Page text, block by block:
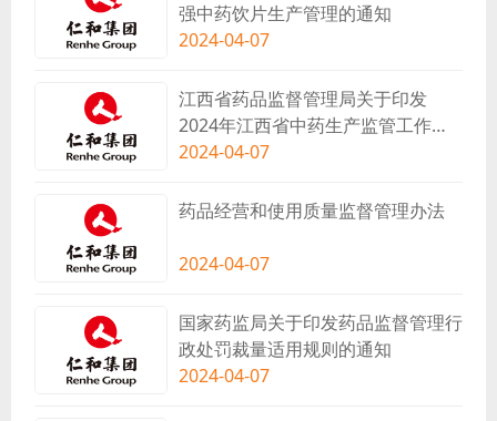
强中药饮片生产管理的通知
2024-04-07
江西省药品监督管理局关于印发
2024年江西省中药生产监管工作要
点的通知
2024-04-07
药品经营和使用质量监督管理办法
2024-04-07
国家药监局关于印发药品监督管理行
政处罚裁量适用规则的通知
2024-04-07